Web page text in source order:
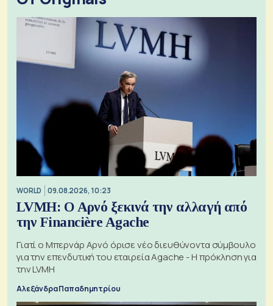
WORLD 09.08.2026, 10:23
LVMH: Ο Αρνό ξεκινά την αλλαγή από
την Financière Agache
Γιατί ο Μπερνάρ Αρνό όρισε νέο διευθύνοντα σύμβουλο
για την επενδυτική του εταιρεία Agache - Η πρόκληση για
την LVMH
Αλεξάνδρα Παπαδημητρίου